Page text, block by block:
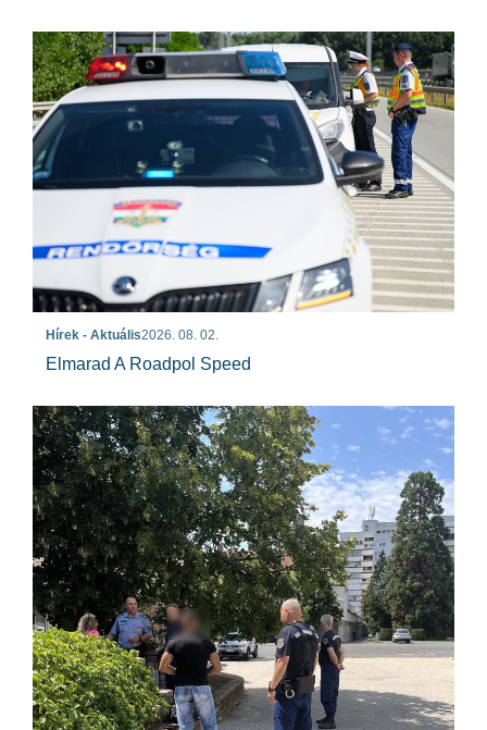
Hírek - Aktuális2026. 08. 02.
Elmarad A Roadpol Speed